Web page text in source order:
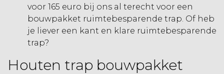
voor 165 euro bij ons al terecht voor een
bouwpakket ruimtebesparende trap. Of heb
je liever een kant en klare ruimtebesparende
trap?
Houten trap bouwpakket